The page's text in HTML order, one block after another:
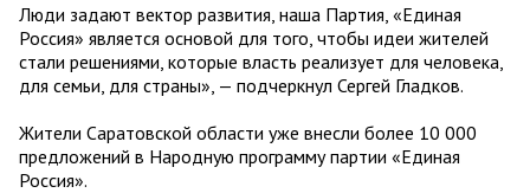
Люди задают вектор развития, наша Партия, «Единая
Россия» является основой для того, чтобы идеи жителей
стали решениями, которые власть реализует для человека,
для семьи, для страны», — подчеркнул Сергей Гладков.
Жители Саратовской области уже внесли более 10 000
предложений в Народную программу партии «Единая
Россия».